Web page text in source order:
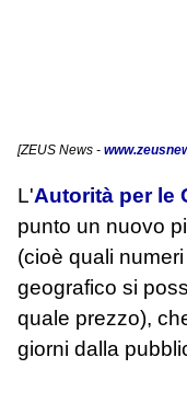
[ZEUS News -
L'Autorità per le
punto un nuovo
(cioè quali
geografico si
quale prezzo),
giorni dalla